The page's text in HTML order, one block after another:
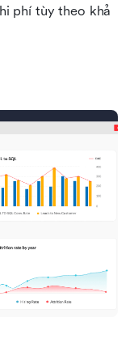
phí tùy theo khả